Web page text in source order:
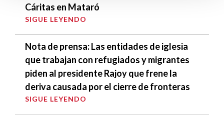
Cáritas en Mataró
SIGUE LEYENDO
Nota de prensa: Las entidades de iglesia
que trabajan con refugiados y migrantes
piden al presidente Rajoy que frene la
deriva causada por el cierre de fronteras
SIGUE LEYENDO